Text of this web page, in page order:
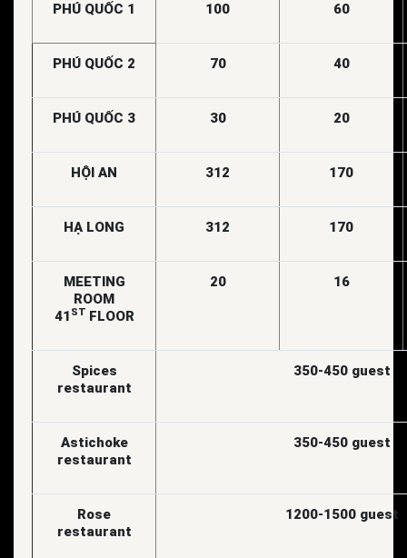
PHÚ QUỐC 1 100 60
PHÚ QUỐC 2 70 40
PHÚ QUỐC 3 30 20
HỘI AN 312 170
HẠ LONG 312 170
MEETING
ROOM
41 ST FLOOR
20 16
Spices
restaurant
350-450 guest
Astichoke
restaurant
350-450 guest
Rose
restaurant
1200-1500 guest